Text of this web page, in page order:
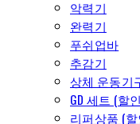
악력기
완력기
푸쉬업바
추감기
상체 운동기
GD 세트 (할
리퍼상품 (